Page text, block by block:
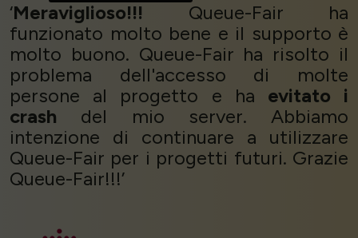
‘Meraviglioso!!! Queue-Fair ha
funzionato molto bene e il supporto è
molto buono. Queue-Fair ha risolto il
problema dell'accesso di molte
persone al progetto e ha evitato i
crash del mio server. Abbiamo
intenzione di continuare a utilizzare
Queue-Fair per i progetti futuri. Grazie
Queue-Fair!!!’